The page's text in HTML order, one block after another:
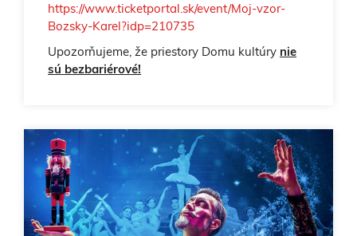
https://www.ticketportal.sk/event/Moj-vzor-
Bozsky-Karel?idp=210735
Upozorňujeme, že priestory Domu kultúry nie
sú bezbariérové!